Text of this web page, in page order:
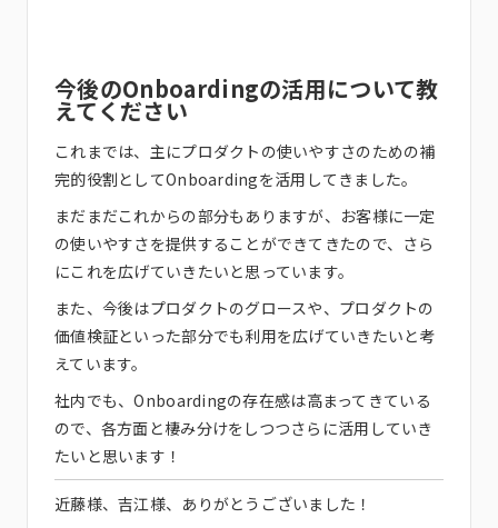
今後のOnboardingの活用について教
えてください
これまでは、主にプロダクトの使いやすさのための補
完的役割としてOnboardingを活用してきました。
まだまだこれからの部分もありますが、お客様に一定
の使いやすさを提供することができてきたので、さら
にこれを広げていきたいと思っています。
また、今後はプロダクトのグロースや、プロダクトの
価値検証といった部分でも利用を広げていきたいと考
えています。
社内でも、Onboardingの存在感は高まってきている
ので、各方面と棲み分けをしつつさらに活用していき
たいと思います！
近藤様、吉江様、ありがとうございました！